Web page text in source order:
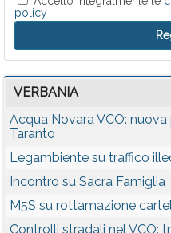
policy
VERBANIA
Acqua Novara VCO:
Taranto
Legambiente su traffico
Incontro su Sacra Famiglia
M5S su rottamazione
Controlli stradali nel VCO: